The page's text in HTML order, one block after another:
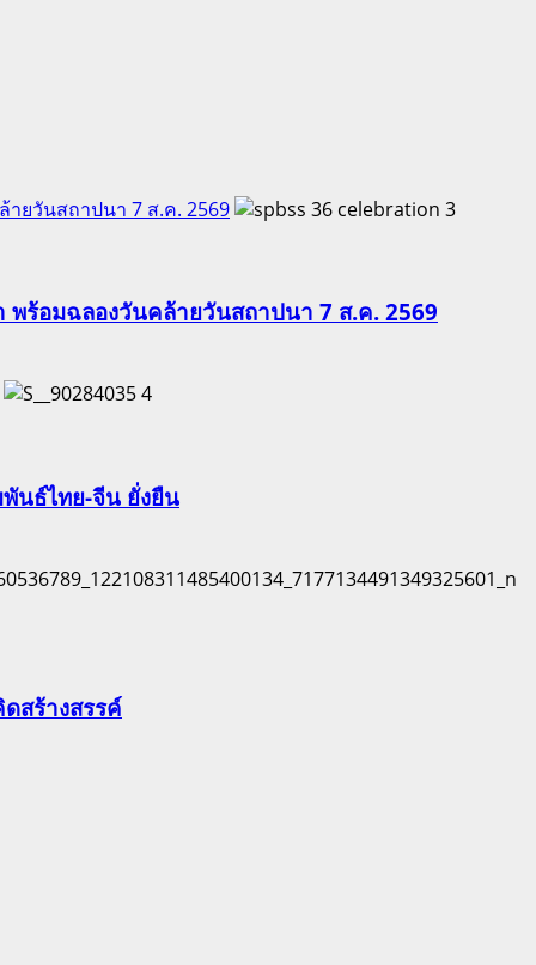
ยวันสถาปนา 7 ส.ค. 2569
3
พร้อมฉลองวันคล้ายวันสถาปนา 7 ส.ค. 2569
4
นธ์ไทย-จีน ยั่งยืน
สร้างสรรค์